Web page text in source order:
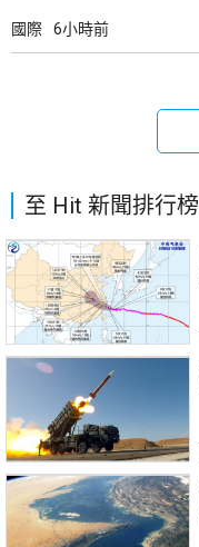
國際 6小時前
至 Hit 新聞排行榜